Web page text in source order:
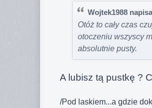
Wojtek1988
Otóż to cały czas
otoczeniu wszyscy
absolutnie pusty.
A lubisz tą pustkę ?
/Pod laskiem...a gdzie